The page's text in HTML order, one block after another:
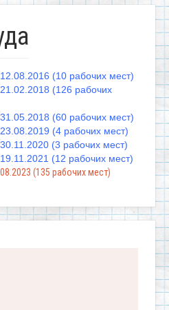
(10 рабочих мест)
(126 рабочих
(60 рабочих мест)
(4 рабочих мест)
(3 рабочих мест)
(12 рабочих мест)
(135 рабочих мест)